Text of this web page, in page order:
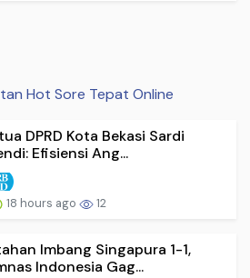
Hot Sore Tepat Online
DPRD Kota Bekasi Sardi
Efisiensi Ang...
18 hours ago 12
Imbang Singapura 1-1,
Indonesia Gag...